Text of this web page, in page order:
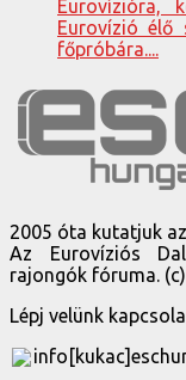
Eurovízióra,
Eurovízió élő
főpróbára....
2005 óta kutatjuk
Az Eurovíziós
rajongók fóruma.
Lépj velünk